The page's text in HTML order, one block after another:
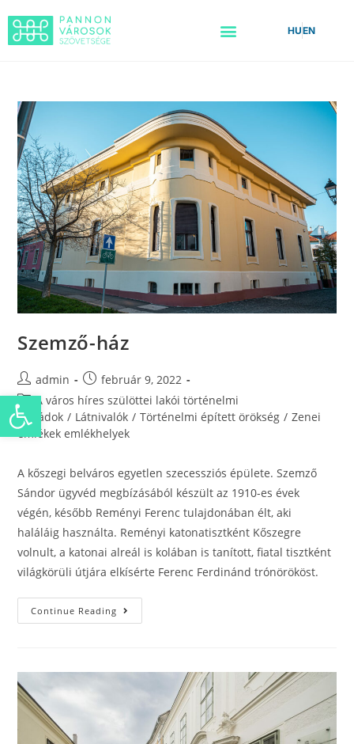
Eszköztár megnyitása
HUEN
Szemző-ház
admin
február 9, 2022
A város híres szülöttei lakói történelmi
családok / Látnivalók / Történelmi épített örökség / Zenei
emlékek emlékhelyek
A kőszegi belváros egyetlen szecessziós épülete. Szemző
Sándor ügyvéd megbízásából készült az 1910-es évek
végén, később Reményi Ferenc tulajdonában élt, aki
haláláig használta. Reményi katonatisztként Kőszegre
volnult, a katonai alreál is kolában is tanított, fiatal tisztként
világkörüli útjára elkísérte Ferenc Ferdinánd trónörököst.
Continue Reading